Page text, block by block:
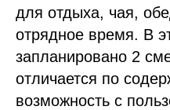
для отдыха, чая,
отрядное время. В
запланировано 2
отличается по
возможность с